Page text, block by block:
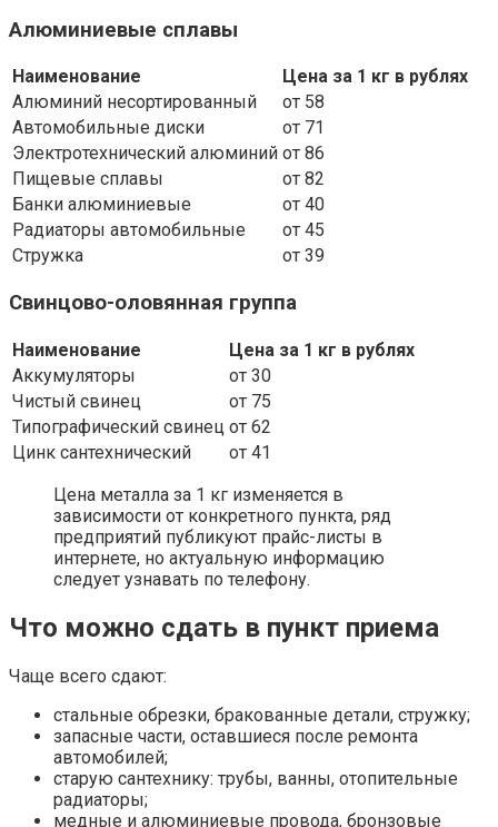
Алюминиевые сплавы
Наименование
Цена за 1 кг в рублях
Алюминий несортированный
от 58
Автомобильные диски
от 71
Электротехнический алюминий от 86
Пищевые сплавы
от 82
Банки алюминиевые
от 40
Радиаторы автомобильные
от 45
Стружка
от 39
Свинцово-оловянная группа
Наименование
Цена за 1 кг в рублях
Аккумуляторы
от 30
Чистый свинец
от 75
Типографический свинец от 62
Цинк сантехнический
от 41
Цена металла за 1 кг изменяется в
зависимости от конкретного пункта, ряд
предприятий публикуют прайс-листы в
интернете, но актуальную информацию
следует узнавать по телефону.
Что можно сдать в пункт приема
Чаще всего сдают:
стальные обрезки, бракованные детали, стружку;
запасные части, оставшиеся после ремонта
автомобилей;
старую сантехнику: трубы, ванны, отопительные
радиаторы;
медные и алюминиевые провода, бронзовые